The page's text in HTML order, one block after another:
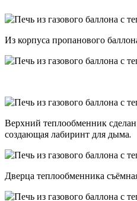
Из корпуса пропанового
Верхний теплообменник
создающая лабиринт для дыма.
Дверца теплообменника